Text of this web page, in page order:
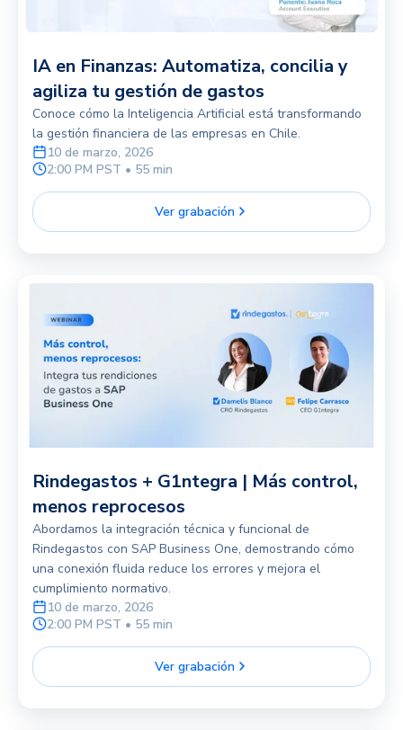
IA en Finanzas: Automatiza, concilia y
agiliza tu gestión de gastos
Conoce cómo la Inteligencia Artificial está transformando
la gestión financiera de las empresas en Chile.
10 de marzo, 2026
2:00 PM PST • 55 min
Ver grabación
Rindegastos + G1ntegra | Más control,
menos reprocesos
Abordamos la integración técnica y funcional de
Rindegastos con SAP Business One, demostrando cómo
una conexión fluida reduce los errores y mejora el
cumplimiento normativo.
10 de marzo, 2026
2:00 PM PST • 55 min
Ver grabación